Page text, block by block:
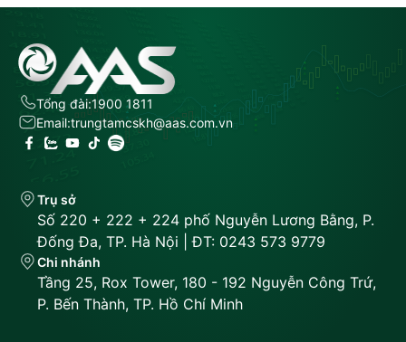
Tổng đài:1900 1811
Email:trungtamcskh@aas.com.vn
Trụ sở
Số 220 + 222 + 224 phố Nguyễn Lương Bằng, P.
Đống Đa, TP. Hà Nội | ĐT: 0243 573 9779
Chi nhánh
Tầng 25, Rox Tower, 180 - 192 Nguyễn Công Trứ,
P. Bến Thành, TP. Hồ Chí Minh